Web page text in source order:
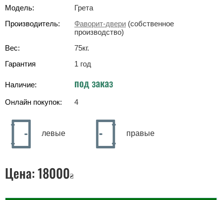
Модель:
Грета
Производитель:
Фаворит-двери (собственное
производство)
Вес:
75кг.
Гарантия
1 год
Наличие: под заказ
Онлайн покупок: 4
левые правые
Цена:18000₴